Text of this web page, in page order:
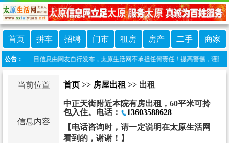
首页 拼车 招聘 门市 租房 房产 二手 商家
公告：
明：本栏目信息由网友自行发布，太原生活网不承担任何责任！提高警惕，谨防诈
当前位置 首页 >> 房屋出租 >> 出租
信息内容
中正天街附近本院有房出租，60平米可拎
包入住。电话：
13603588628
【电话咨询时，请一定说明在太原生活网
看到的，谢谢！】